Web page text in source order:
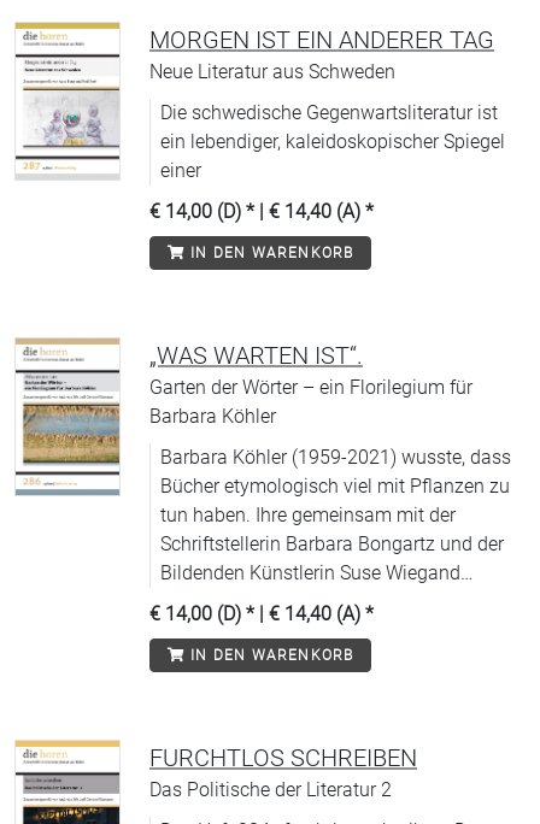
MORGEN IST EIN ANDERER TAG
Neue Literatur aus Schweden
Die schwedische Gegenwartsliteratur ist
ein lebendiger, kaleidoskopischer Spiegel
einer
€ 14,00 (D) * | € 14,40 (A) *
IN DEN WARENKORB
„WAS WARTEN IST“.
Garten der Wörter – ein Florilegium für
Barbara Köhler
Barbara Köhler (1959-2021) wusste, dass
Bücher etymologisch viel mit Pflanzen zu
tun haben. Ihre gemeinsam mit der
Schriftstellerin Barbara Bongartz und der
Bildenden Künstlerin Suse Wiegand
herausgegebene Anthologie »Rosa
Immergruen« (2002) nennt sie ein
»Florilegium«, was wörtlich übersetzt
€ 14,00 (D) * | € 14,40 (A) *
IN DEN WARENKORB
FURCHTLOS SCHREIBEN
Das Politische der Literatur 2